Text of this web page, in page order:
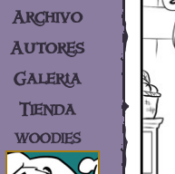
Archivo
Autores
Galería
Tienda
WOODIES